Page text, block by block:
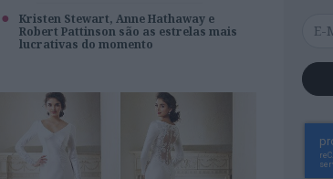
Kristen Stewart, Anne Hathaway e
Robert Pattinson são as estrelas mais
lucrativas do momento